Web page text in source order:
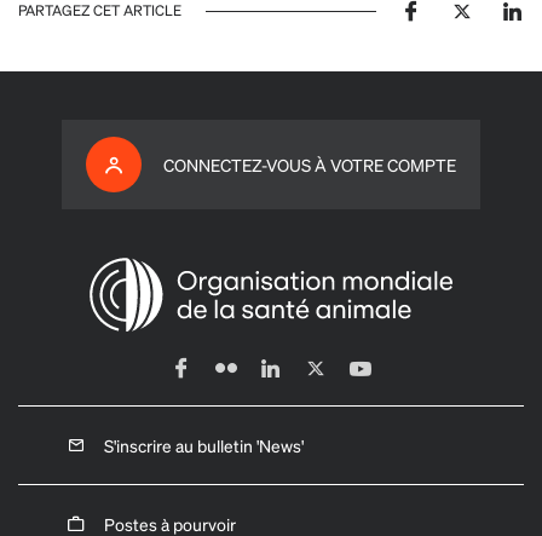
PARTAGEZ CET ARTICLE
CONNECTEZ-VOUS À VOTRE COMPTE
S'inscrire au bulletin 'News'
Postes à pourvoir